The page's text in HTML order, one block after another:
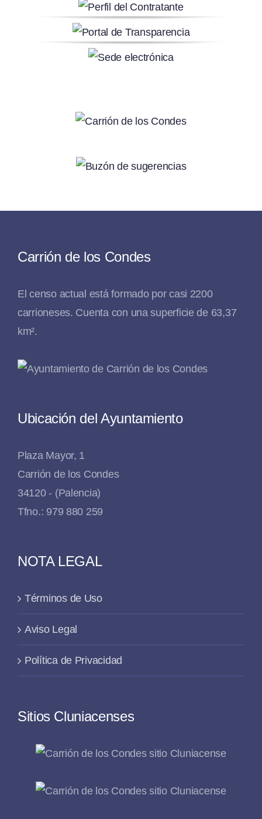
Carrión de los Condes
El censo actual está formado por casi 2200
carrioneses. Cuenta con una superficie de 63,37
km².
Ubicación del Ayuntamiento
Plaza Mayor, 1
Carrión de los Condes
34120 - (Palencia)
Tfno.: 979 880 259
NOTA LEGAL
Términos de Uso
Aviso Legal
Política de Privacidad
Sitios Cluniacenses